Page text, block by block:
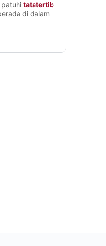
patuhi tatatertib
di dalam